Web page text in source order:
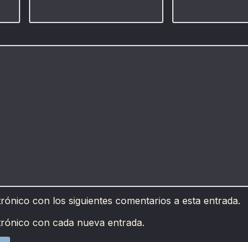
con los siguientes comentarios a esta entrada.
con cada nueva entrada.